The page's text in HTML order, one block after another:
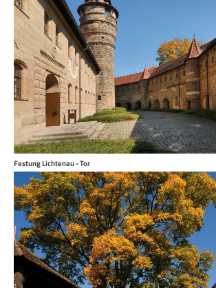
Festung Lichtenau - Tor